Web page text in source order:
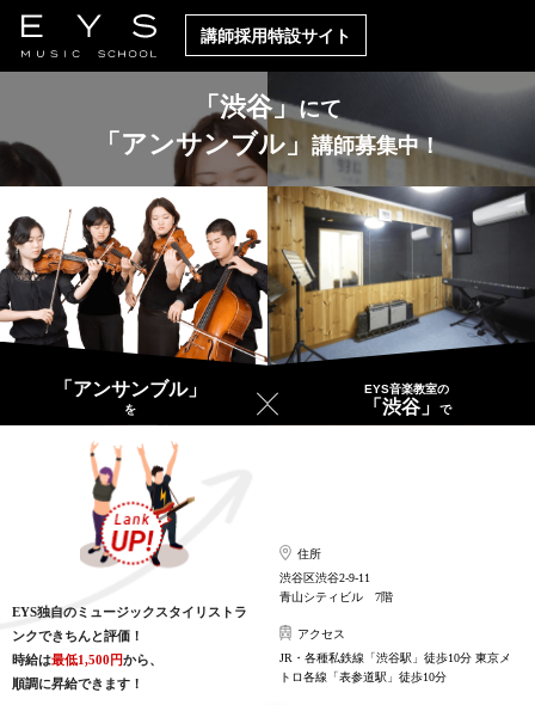
講師採用特設サイト
「渋谷」にて
「アンサンブル」 講師募集中！
「アンサンブル」
を
EYS独自のミュージックスタイリストラ
ンクできちんと評価！
時給は最低1,500円から、
順調に昇給できます！
EYS音楽教室の
「渋谷」 で
住所
渋谷区渋谷2-9-11
青山シティビル 7階
アクセス
JR・各種私鉄線「渋谷駅」徒歩10分 東京メ
トロ各線「表参道駅」徒歩10分